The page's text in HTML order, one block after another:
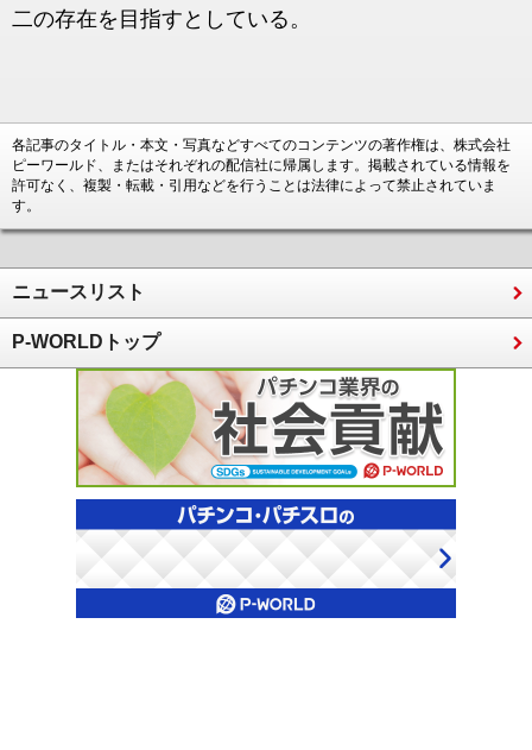
二の存在を目指すとしている。
各記事のタイトル・本文・写真などすべてのコンテンツの著作権は、株式会社
ピーワールド、またはそれぞれの配信社に帰属します。掲載されている情報を
許可なく、複製・転載・引用などを行うことは法律によって禁止されていま
す。
ニュースリスト
P-WORLDトップ